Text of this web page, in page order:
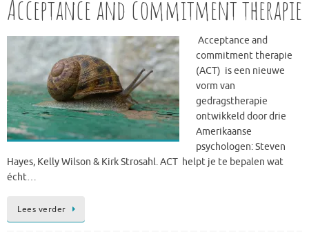
Acceptance and commitment therapie
Acceptance and
commitment therapie
(ACT) is een nieuwe
vorm van
gedragstherapie
ontwikkeld door drie
Amerikaanse
psychologen: Steven
Hayes, Kelly Wilson & Kirk Strosahl. ACT helpt je te bepalen wat
écht…
Lees verder